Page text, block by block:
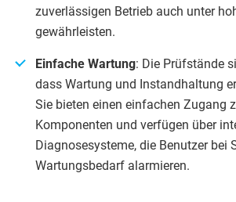
zuverlässigen Betrieb auch unter
gewährleisten.
Einfache Wartung: Die Prüfstände
dass Wartung und Instandhaltung
Sie bieten einen einfachen Zugang
Komponenten und verfügen über
Diagnosesysteme, die Benutzer bei
Wartungsbedarf alarmieren.